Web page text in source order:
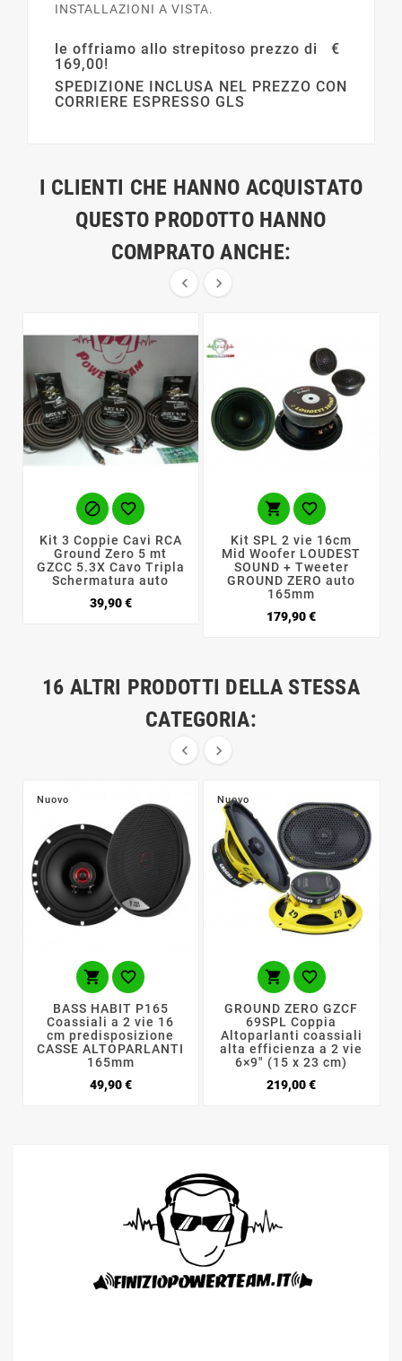
INSTALLAZIONI A VISTA.
le offriamo allo strepitoso prezzo di €
169,00!
SPEDIZIONE INCLUSA NEL PREZZO CON
CORRIERE ESPRESSO GLS
I CLIENTI CHE HANNO ACQUISTATO
QUESTO PRODOTTO HANNO
COMPRATO ANCHE:
 
 
Kit 3 Coppie Cavi RCA
Ground Zero 5 mt
GZCC 5.3X Cavo Tripla
Schermatura auto
39,90 €Prezzo
 
Kit SPL 2 vie 16cm
Mid Woofer LOUDEST
SOUND + Tweeter
GROUND ZERO auto
165mm
179,90 €Prezzo
16 ALTRI PRODOTTI DELLA STESSA
CATEGORIA:
 
Nuovo
 
BASS HABIT P165
Coassiali a 2 vie 16
cm predisposizione
CASSE ALTOPARLANTI
165mm
49,90 €Prezzo
Nuovo
 
GROUND ZERO GZCF
69SPL Coppia
Altoparlanti coassiali
alta efficienza a 2 vie
6×9″ (15 x 23 cm)
219,00 €Prezzo